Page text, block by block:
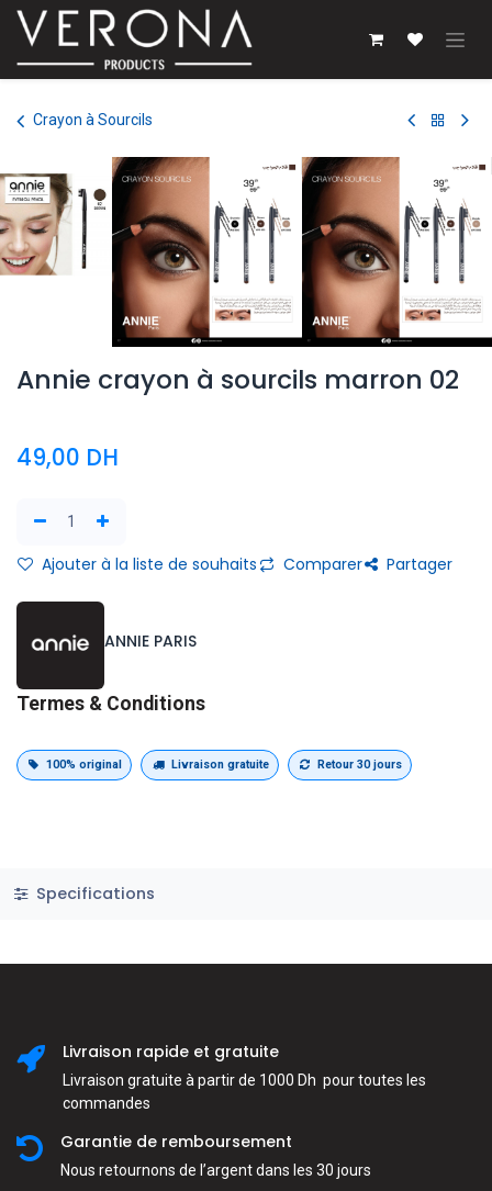
Se rendre au contenu
Crayon à Sourcils
Annie crayon à sourcils marron 02
49,00 DH
Ajouter à la liste de souhaits Comparer Partager
ANNIE PARIS
Termes & Conditions
100% original Livraison gratuite Retour 30 jours
Specifications
Livraison rapide et gratuite
Livraison gratuite à partir de 1000 Dh pour toutes les
commandes
Garantie de remboursement
Nous retournons de l’argent dans les 30 jours